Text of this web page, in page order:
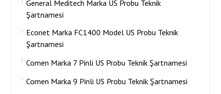
General Meditech Marka US Probu Teknik
Şartnamesi
Econet Marka FC1400 Model US Probu Teknik
Şartnamesi
Comen Marka 7 Pinli US Probu Teknik Şartnamesi
Comen Marka 9 Pinli US Probu Teknik Şartnamesi